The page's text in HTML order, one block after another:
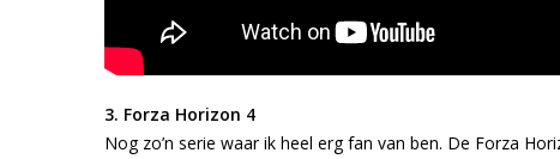
3. Forza Horizon 4
Nog zo’n serie waar ik heel erg fan van ben. De Forza